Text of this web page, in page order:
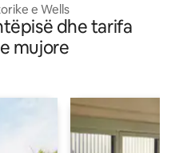
e Wells
dhe tarifa
mujore